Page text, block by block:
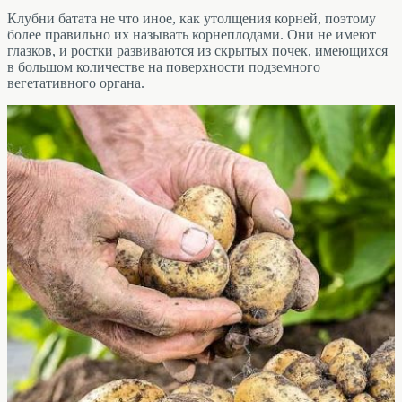
Клубни батата не что иное, как утолщения корней, поэтому
более правильно их называть корнеплодами. Они не имеют
глазков, и ростки развиваются из скрытых почек, имеющихся
в большом количестве на поверхности подземного
вегетативного органа.